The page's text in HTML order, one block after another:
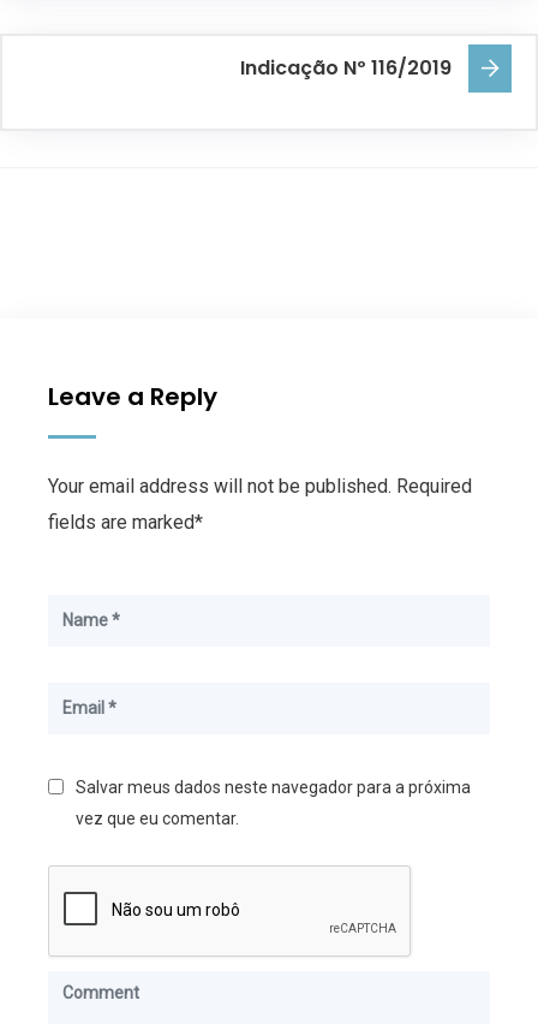
Indicação Nº 116/2019
Leave a Reply
Your email address will not be published. Required
fields are marked*
Salvar meus dados neste navegador para a próxima
vez que eu comentar.